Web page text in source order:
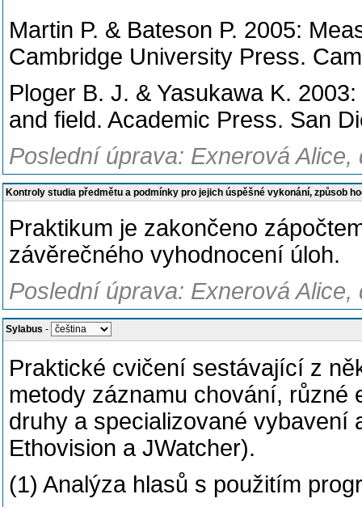
Martin P. & Bateson P. 2005:
Cambridge University Press.
Ploger B. J. & Yasukawa K.
and field. Academic Press. San
Poslední úprava: Exnerová
Kontroly studia předmětu a podmínky pro jejich úspěšné vykonání, způsob
Praktikum je zakončeno
závěrečného vyhodnocení úloh.
Poslední úprava: Exnerová
Sylabus -
Praktické cvičení sestávající z
metody záznamu chování, různé
druhy a specializované vybavení
Ethovision a JWatcher).
(1) Analýza hlasů s použitím